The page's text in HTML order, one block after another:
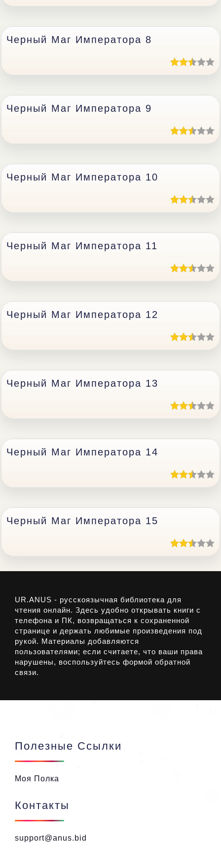
Черный Маг Императора 8
Черный Маг Императора 9
Черный Маг Императора 10
Черный Маг Императора 11
Черный Маг Императора 12
Черный Маг Императора 13
Черный Маг Императора 14
Черный Маг Императора 15
UR.ANUS - русскоязычная библиотека для
чтения онлайн. Здесь удобно открывать книги с
телефона и ПК, возвращаться к сохраненной
странице и держать любимые произведения под
рукой. Материалы добавляются
пользователями; если считаете, что ваши права
нарушены, воспользуйтесь формой обратной
связи.
Полезные Ссылки
Моя Полка
Контакты
support@anus.bid